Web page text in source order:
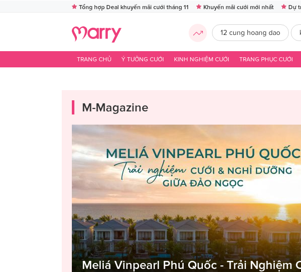
Tổng hợp Deal khuyến mãi cưới tháng 11 Khuyến mãi cưới mới nhất Dự
12 cung hoang dao
TRANG CHỦ Ý TƯỞNG CƯỚI KINH NGHIỆM CƯỚI TRANG PHỤC CƯỚI
M-Magazine
Meliá Vinpearl Phú Quốc - Trải Nghiệm